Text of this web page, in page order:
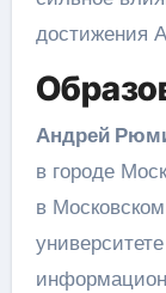
достижения
Андрей
в городе
в